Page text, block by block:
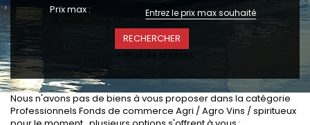
SYNDIC
CONTACT
SERVICES
Actualités
Prix max :
+ Plus de critères
Nous n'avons pas de biens à vous proposer dans la catégorie
Professionnels Fonds de commerce Agri / Agro Vins / spiritueux